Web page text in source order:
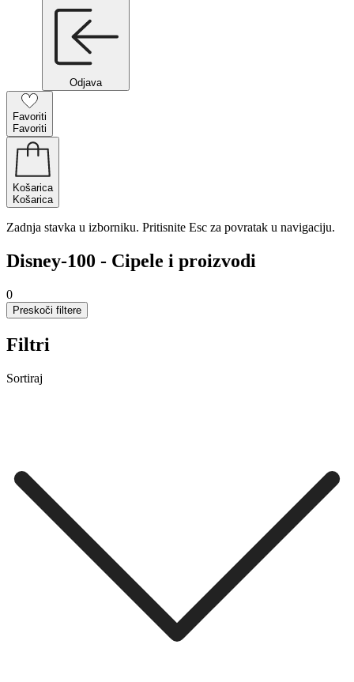
Odjava
Favoriti
Favoriti
Košarica
Košarica
Zadnja stavka u izborniku. Pritisnite Esc za povratak u navigaciju.
Disney-100 - Cipele i proizvodi
0
Preskoči filtere
Filtri
Sortiraj